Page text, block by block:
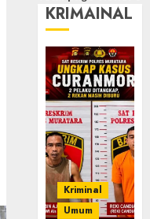
KRIMAINAL
Kriminal
Umum